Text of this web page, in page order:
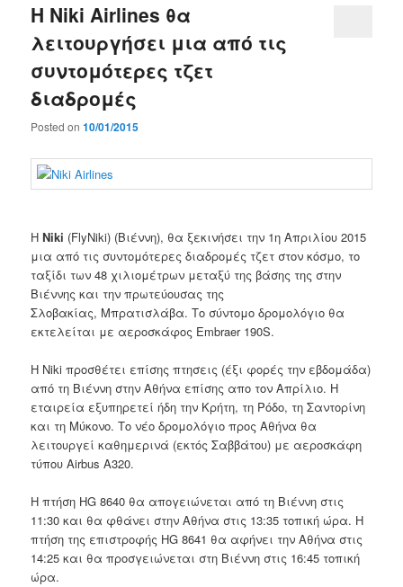
Η Niki Airlines θα
λειτουργήσει μια από τις
συντομότερες τζετ
διαδρομές
Posted on10/01/2015
ΗNiki (FlyNiki) (Βιέννη), θα ξεκινήσει την 1η Απριλίου 2015
μια από τις συντομότερες διαδρομές τζετ στον κόσμο, το
ταξίδι των 48 χιλιομέτρων μεταξύ της βάσης της στην
Βιέννης και την πρωτεύουσας της
Σλοβακίας, Μπρατισλάβα.Το σύντομο δρομολόγιο θα
εκτελείται με αεροσκάφος Embraer 190S.
Η Niki προσθέτει επίσης πτησεις (έξι φορές την εβδομάδα)
από τη Βιέννη στην Αθήνα επίσης απο τον Απρίλιο. Η
εταιρεία εξυπηρετεί ήδη την Κρήτη, τη Ρόδο, τη Σαντορίνη
και τη Μύκονο.Το νέο δρομολόγιο προς Αθήνα θα
λειτουργεί καθημερινά (εκτόςΣαββάτου) με αεροσκάφη
τύπου Airbus A320.
Ηπτήση HG 8640 θα απογειώνεται από τη Βιέννη στις
11:30 και θα φθάνει στην Αθήνα στις 13:35 τοπική ώρα. Η
πτήση της επιστροφής HG 8641 θα αφήνει την Αθήνα στις
14:25 και θα προσγειώνεται στη Βιέννη στις 16:45 τοπική
ώρα.